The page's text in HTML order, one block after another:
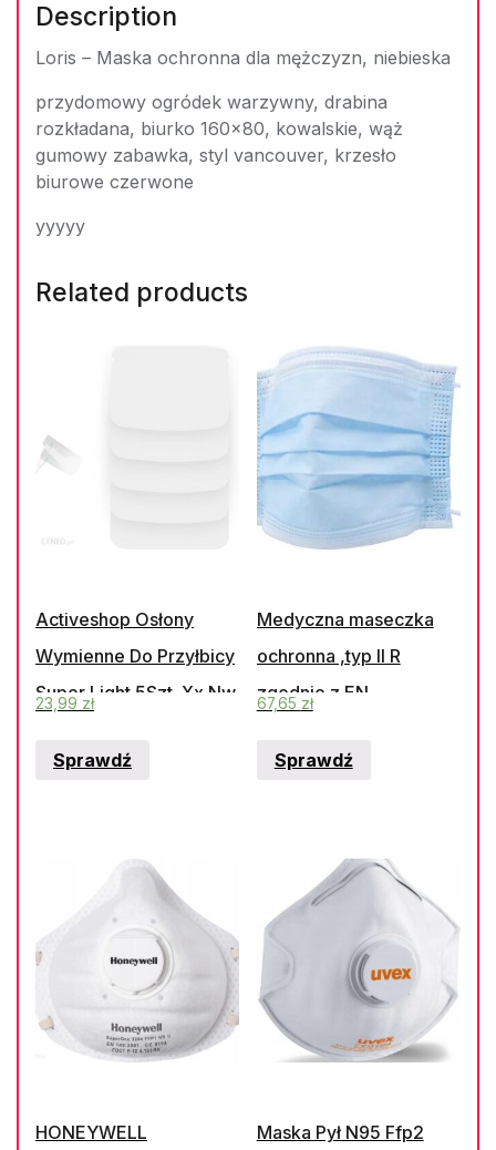
Description
Loris – Maska ochronna dla mężczyzn, niebieska
przydomowy ogródek warzywny, drabina
rozkładana, biurko 160×80, kowalskie, wąż
gumowy zabawka, styl vancouver, krzesło
biurowe czerwone
yyyyy
Related products
Activeshop Osłony
Wymienne Do Przyłbicy
Super Light 5Szt. Xx Nw
23,99 zł
Sprawdź
Medyczna maseczka
ochronna ,typ II R
zgodnie z EN
67,65 zł
Sprawdź
HONEYWELL Maska Pył N95 Ffp2